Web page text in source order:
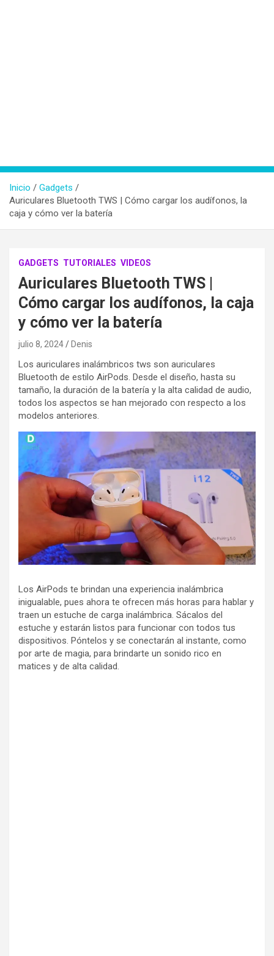
Inicio
Gadgets
Auriculares Bluetooth TWS | Cómo cargar los audífonos, la
caja y cómo ver la batería
GADGETS TUTORIALES VIDEOS
Auriculares Bluetooth TWS |
Cómo cargar los audífonos, la caja
y cómo ver la batería
julio 8, 2024 Denis
Los auriculares inalámbricos tws son auriculares
Bluetooth de estilo AirPods. Desde el diseño, hasta su
tamaño, la duración de la batería y la alta calidad de audio,
todos los aspectos se han mejorado con respecto a los
modelos anteriores.
Los AirPods te brindan una experiencia inalámbrica
inigualable, pues ahora te ofrecen más horas para hablar y
traen un estuche de carga inalámbrica. Sácalos del
estuche y estarán listos para funcionar con todos tus
dispositivos. Póntelos y se conectarán al instante, como
por arte de magia, para brindarte un sonido rico en
matices y de alta calidad.